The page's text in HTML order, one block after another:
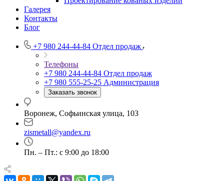
Галерея
Контакты
Блог
+7 980 244-44-84 Отдел продаж
Телефоны
+7 980 244-44-84 Отдел продаж
+7 980 555-25-25 Администрация
Заказать звонок
Воронеж, Софьинская улица, 103
zismetall@yandex.ru
Пн. – Пт.: с 9:00 до 18:00